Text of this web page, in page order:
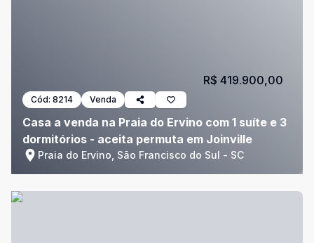
Cód: 8214 Venda
Casa a venda na Praia do Ervino com 1 suíte e 3
dormitórios - aceita permuta em Joinville
Praia do Ervino, São Francisco do Sul - SC
R$ 419.900,00